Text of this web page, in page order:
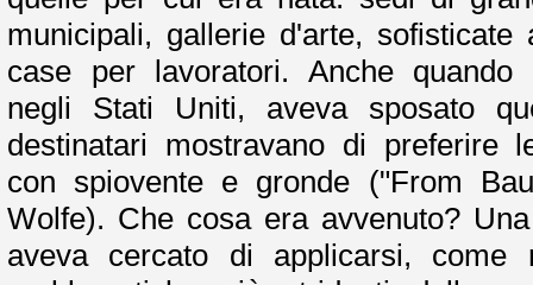
municipali, gallerie d'arte, sofisticate
case per lavoratori. Anche quando
negli Stati Uniti, aveva sposato
destinatari mostravano di preferire
con spiovente e gronde ("From
Wolfe). Che cosa era avvenuto?
aveva cercato di applicarsi, come